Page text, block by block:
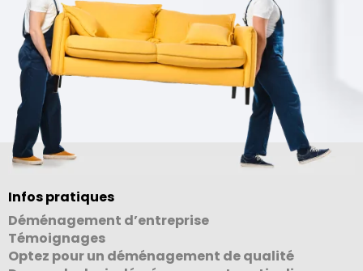
Infos pratiques
Déménagement d’entreprise
Témoignages
Optez pour un déménagement de qualité